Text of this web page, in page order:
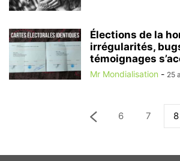
Élections de la
irrégularités,
témoignages
Mr Mondialisation - 25
6 7 8